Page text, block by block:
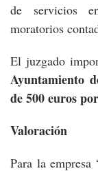
de servicios
moratorios
El juzgado
Ayuntamiento
de 500 euros
Valoración
Para la